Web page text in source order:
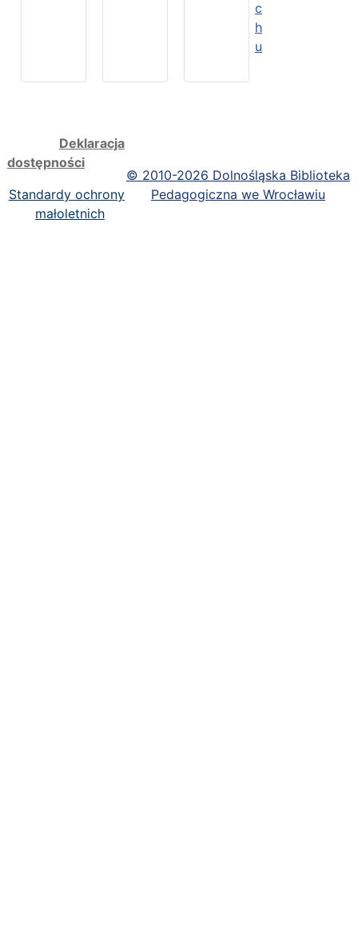
c
h
u
Deklaracja
dostępności
Standardy ochrony
małoletnich
© 2010-2026 Dolnośląska Biblioteka
Pedagogiczna we Wrocławiu